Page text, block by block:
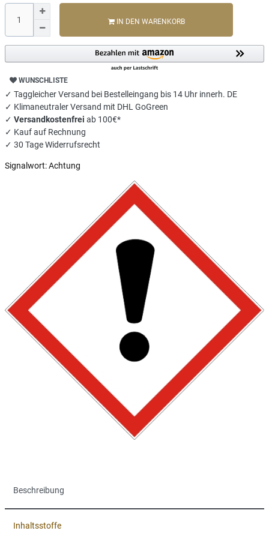
IN DEN WARENKORB
WUNSCHLISTE
✓ Taggleicher Versand bei Bestelleingang bis 14 Uhr innerh. DE
✓ Klimaneutraler Versand mit DHL GoGreen
✓ Versandkostenfrei ab 100€*
✓ Kauf auf Rechnung
✓ 30 Tage Widerrufsrecht
Signalwort:Achtung
Beschreibung
Inhaltsstoffe